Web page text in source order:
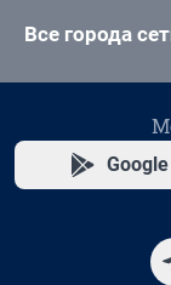
Все города